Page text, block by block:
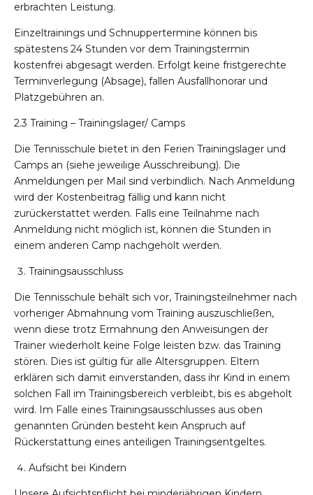
erbrachten Leistung.
Einzeltrainings und Schnuppertermine können bis
spätestens 24 Stunden vor dem Trainingstermin
kostenfrei abgesagt werden. Erfolgt keine fristgerechte
Terminverlegung (Absage), fallen Ausfallhonorar und
Platzgebühren an.
2.3 Training – Trainingslager/ Camps
Die Tennisschule bietet in den Ferien Trainingslager und
Camps an (siehe jeweilige Ausschreibung). Die
Anmeldungen per Mail sind verbindlich. Nach Anmeldung
wird der Kostenbeitrag fällig und kann nicht
zurückerstattet werden. Falls eine Teilnahme nach
Anmeldung nicht möglich ist, können die Stunden in
einem anderen Camp nachgeholt werden.
Trainingsausschluss
Die Tennisschule behält sich vor, Trainingsteilnehmer nach
vorheriger Abmahnung vom Training auszuschließen,
wenn diese trotz Ermahnung den Anweisungen der
Trainer wiederholt keine Folge leisten bzw. das Training
stören. Dies ist gültig für alle Altersgruppen. Eltern
erklären sich damit einverstanden, dass ihr Kind in einem
solchen Fall im Trainingsbereich verbleibt, bis es abgeholt
wird. Im Falle eines Trainingsausschlusses aus oben
genannten Gründen besteht kein Anspruch auf
Rückerstattung eines anteiligen Trainingsentgeltes.
Aufsicht bei Kindern